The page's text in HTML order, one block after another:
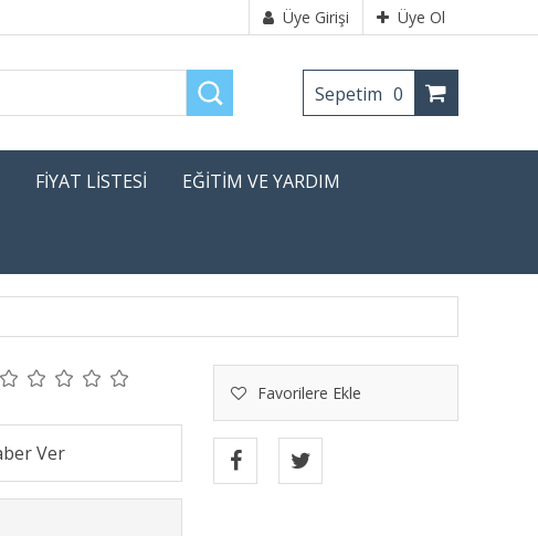
Üye Girişi Üye Ol
Sepetim 0
FİYAT LİSTESİ EĞİTİM VE YARDIM
Favorilere Ekle